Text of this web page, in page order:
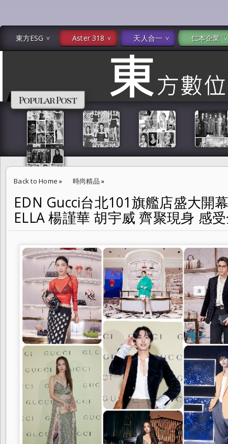
東方ESG Aster 318 天人合一 仁本企業
Popular Post
Back to Home » 時尚精品 »
EDN Gucci台北101旗艦店盛大開幕 安孝燮 蔡依林 張震 ELLA 楊謹華
學
EDN Gucci台北101旗艦店盛大開
ELLA 楊謹華 胡宇威 齊聚現身 感